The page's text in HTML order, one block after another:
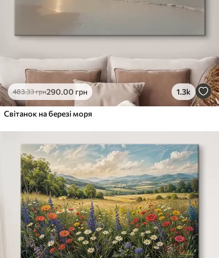
483.33грн290.00 грн 1.3k
Світанок на березі моря